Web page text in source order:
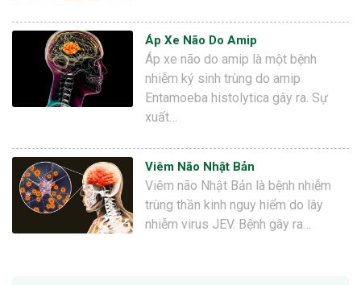
Áp Xe Não Do Amip
Áp xe não do amip là một bệnh
nhiễm ký sinh trùng do amip
Entamoeba histolytica gây ra. Sự
xuất…
Viêm Não Nhật Bản
Viêm não Nhật Bản là bệnh nhiễm
trùng thần kinh nguy hiểm do lây
nhiễm virus JEV. Bệnh gây ra…